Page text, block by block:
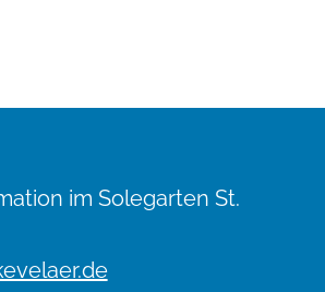
im Solegarten St.